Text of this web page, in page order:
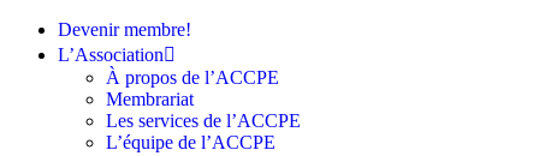
Devenir membre!
L’Association
À propos de l’ACCPE
Membrariat
Les services de l’ACCPE
L’équipe de l’ACCPE